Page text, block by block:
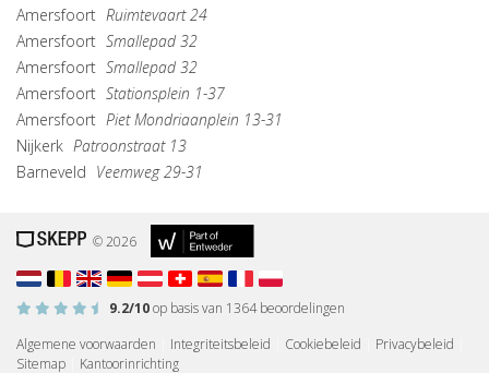
Amersfoort Ruimtevaart 24
Amersfoort Smallepad 32
Amersfoort Smallepad 32
Amersfoort Stationsplein 1-37
Amersfoort Piet Mondriaanplein 13-31
Nijkerk Patroonstraat 13
Barneveld Veemweg 29-31
© 2026
9.2/10op basis van 1364beoordelingen
Algemene voorwaarden
Integriteitsbeleid Cookiebeleid Privacybeleid
Sitemap
Kantoorinrichting